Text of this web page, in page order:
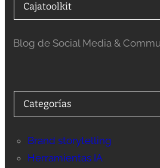
Cajatoolkit
Blog de Social Media &
Categorías
Brand storytelling
Herramientas IA